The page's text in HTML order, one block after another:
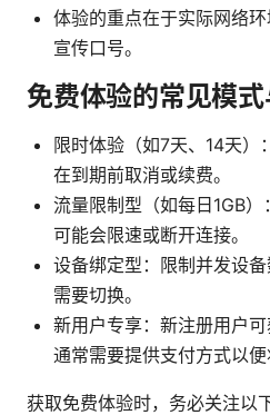
体验的重点在于实际网络
宣传口号。
免费体验的常见模
限时体验（如7天、14天）
在到期前取消或续费。
流量限制型（如每日1GB
可能会限速或断开连接。
设备绑定型：限制并发设
需要切换。
新用户专享：新注册用户
通常需要提供支付方式以便
获取免费体验时，务必关注以